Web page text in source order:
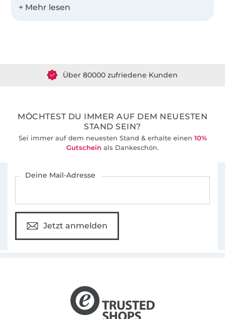
dieses Hobby für mich wieder entdeckt und
MÖCHTEST DU IMMER AUF DEM NEUESTEN
STAND SEIN?
Sei immer auf dem neuesten Stand & erhalte einen 10%
Gutschein als Dankeschön.
Deine Mail-Adresse
Jetzt anmelden